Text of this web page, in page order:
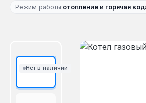
Режим работы:отопление и горячая
Нет в наличии
Пропустить галерею